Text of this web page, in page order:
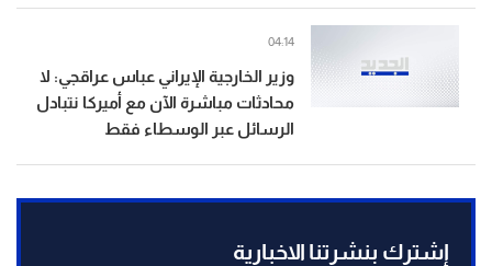
وزير الخارجية الإيراني عباس عراقجي: لا
محادثات مباشرة الآن مع أميركا نتبادل
الرسائل عبر الوسطاء فقط
04:14
إشترك بنشرتنا الاخبارية